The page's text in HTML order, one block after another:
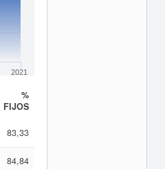
2021
%
FIJOS
83,33
84,84